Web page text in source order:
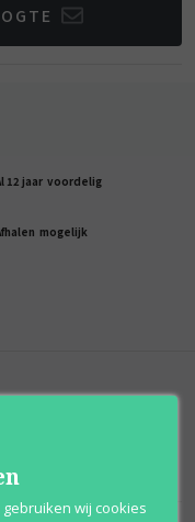
12 jaar voordelig
mogelijk
wij cookies